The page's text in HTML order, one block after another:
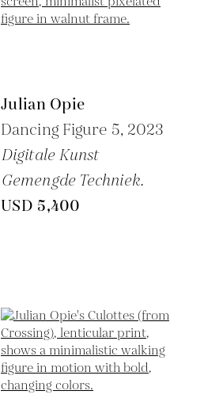
Julian Opie
Dancing Figure 5, 2023
Digitale Kunst
Gemengde Techniek.
USD 5,400